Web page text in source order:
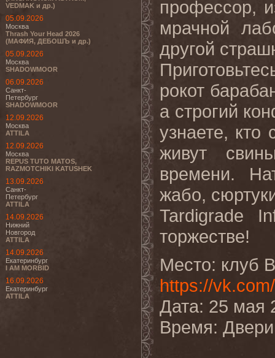
VEDMAK и др.)
05.09.2026
Москва
Thrash Your Head 2026
(МАФИЯ, ДЕБОШЪ и др.)
05.09.2026
Москва
SHADOWMOOR
06.09.2026
Санкт-
Петербург
SHADOWMOOR
12.09.2026
Москва
ATTILA
12.09.2026
Москва
REPUS TUTO MATOS,
RAZMOTCHIKI KATUSHEK
13.09.2026
Санкт-
Петербург
ATTILA
14.09.2026
Нижний
Новгород
ATTILA
14.09.2026
Екатеринбург
I AM MORBID
16.09.2026
Екатеринбург
ATTILA
профессор,
мрачной
другой
рокот
а строгий
узнаете, кто
живут
времени.
жабо,
Tardigrade
торжестве!
Место: клуб
https://
Дата: 25 мая
Время: